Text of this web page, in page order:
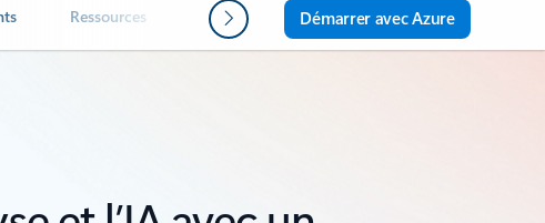
Ressources FAQ Étapes suivantes
Démarrer avec Azure